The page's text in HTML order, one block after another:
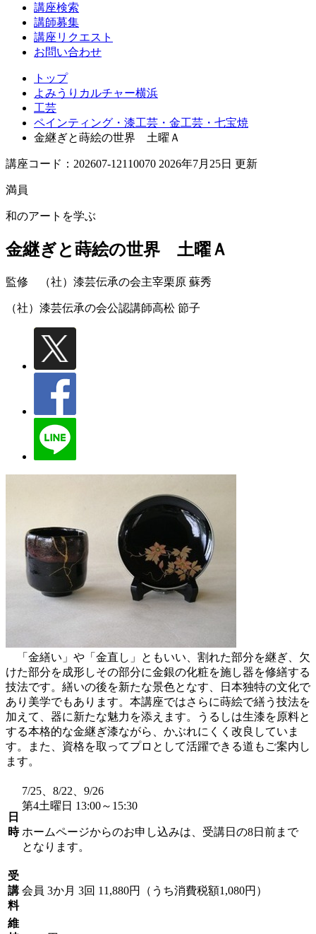
講座検索
講師募集
講座リクエスト
お問い合わせ
トップ
よみうりカルチャー横浜
工芸
ペインティング・漆工芸・金工芸・七宝焼
金継ぎと蒔絵の世界 土曜Ａ
講座コード：202607-12110070 2026年7月25日 更新
満員
和のアートを学ぶ
金継ぎと蒔絵の世界 土曜Ａ
監修 （社）漆芸伝承の会主宰栗原 蘇秀
（社）漆芸伝承の会公認講師高松 節子
「金繕い」や「金直し」ともいい、割れた部分を継ぎ、欠
けた部分を成形しその部分に金銀の化粧を施し器を修繕する
技法です。繕いの後を新たな景色となす、日本独特の文化で
あり美学でもあります。本講座ではさらに蒔絵で繕う技法を
加えて、器に新たな魅力を添えます。うるしは生漆を原料と
する本格的な金継ぎ漆ながら、かぶれにくく改良していま
す。また、資格を取ってプロとして活躍できる道もご案内し
ます。
日
時
7/25、8/22、9/26
第4土曜日 13:00～15:30
ホームページからのお申し込みは、受講日の8日前まで
となります。
受
講
料
会員 3か月 3回 11,880円（うち消費税額1,080円）
維